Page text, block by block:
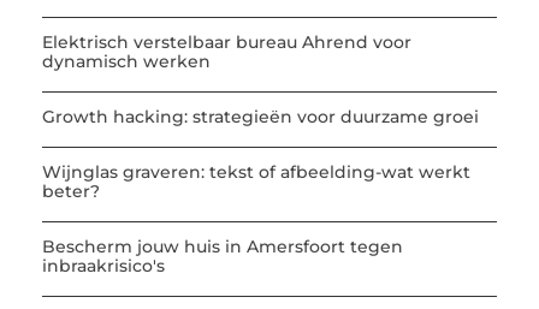
Elektrisch verstelbaar bureau Ahrend voor
dynamisch werken
Growth hacking: strategieën voor duurzame groei
Wijnglas graveren: tekst of afbeelding-wat werkt
beter?
Bescherm jouw huis in Amersfoort tegen
inbraakrisico's